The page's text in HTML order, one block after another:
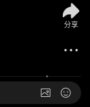
分享